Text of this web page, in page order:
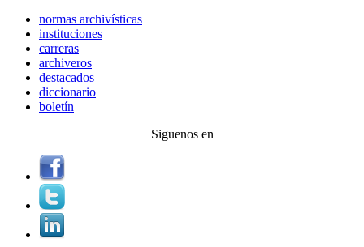
normas archivísticas
instituciones
carreras
archiveros
destacados
diccionario
boletín
Siguenos en